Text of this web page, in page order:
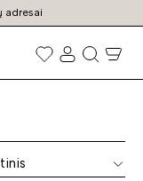
adresai